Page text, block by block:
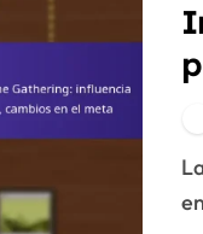
Las cartas de prerelease desempeñan un papel crucial